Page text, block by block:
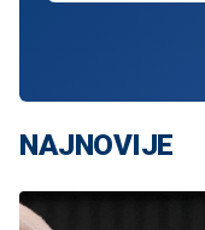
NAJNOVIJE